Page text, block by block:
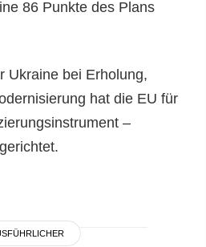
86 Punkte des Plans
Ukraine bei Erholung,
hat die EU für
–